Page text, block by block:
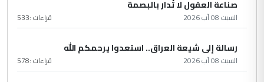
صناعة العقول لا تُدار بالبصمة
السبت 08 آب 2026 قراءات :533
رسالة إلى شيعة العراق.. استعدوا يرحمكم الله
السبت 08 آب 2026 قراءات :578